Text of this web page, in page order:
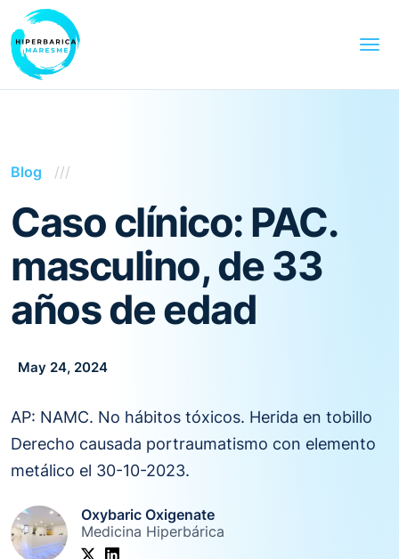
Blog
Caso clínico: PAC.
masculino, de 33
años de edad
May 24, 2024
AP: NAMC. No hábitos tóxicos. Herida en tobillo
Derecho causada portraumatismo con elemento
metálico el 30-10-2023.
Oxybaric Oxigenate
Medicina Hiperbárica